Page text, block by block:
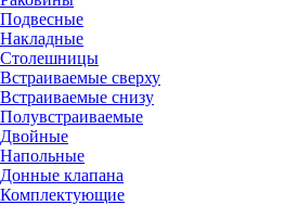
Подвесные
Накладные
Столешницы
Встраиваемые сверху
Встраиваемые снизу
Полувстраиваемые
Двойные
Напольные
Донные клапана
Комплектующие